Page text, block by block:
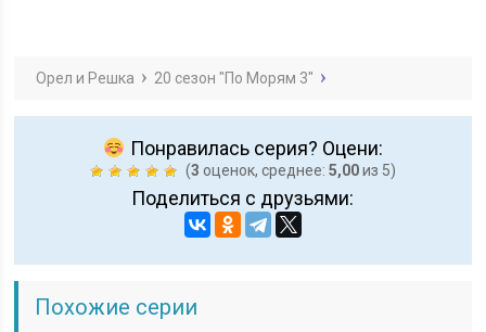
Орел и Решка 20 сезон "По Морям 3"
Понравилась серия? Оцени:
(3 оценок, среднее: 5,00из 5)
Поделиться с друзьями:
Похожие серии